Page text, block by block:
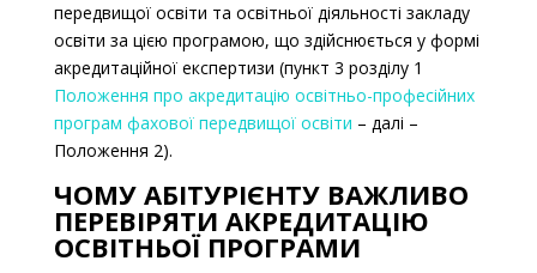
передвищої освіти та освітньої діяльності закладу
освіти за цією програмою, що здійснюється у формі
акредитаційної експертизи (пункт 3 розділу 1
Положення про акредитацію освітньо-професійних
програм фахової передвищої освіти – далі –
Положення 2).
ЧОМУ АБІТУРІЄНТУ ВАЖЛИВО
ПЕРЕВІРЯТИ АКРЕДИТАЦІЮ
ОСВІТНЬОЇ ПРОГРАМИ